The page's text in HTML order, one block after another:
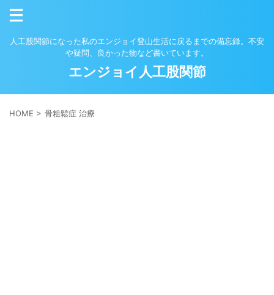
人工股関節になった私のエンジョイ登山生活に戻るまでの備忘録。不安
や疑問、良かった物など書いています。
エンジョイ人工股関節
HOME > 骨粗鬆症 治療